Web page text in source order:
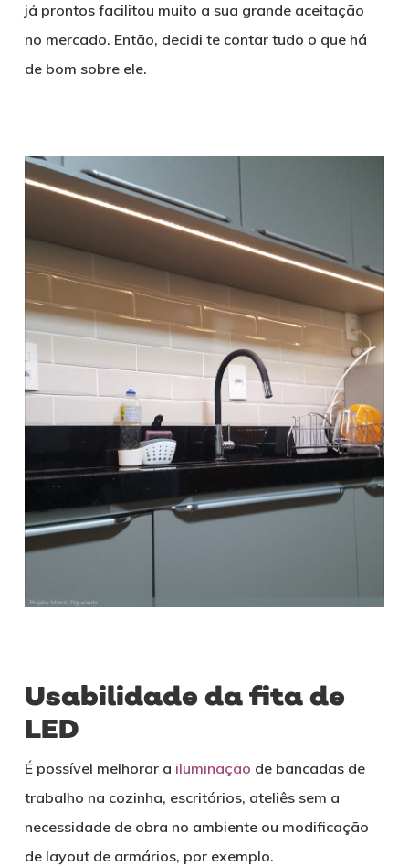
já prontos facilitou muito a sua grande aceitação
no mercado. Então, decidi te contar tudo o que há
de bom sobre ele.
Usabilidade da fita de
LED
É possível melhorar a iluminação de bancadas de
trabalho na cozinha, escritórios, ateliês sem a
necessidade de obra no ambiente ou modificação
de layout de armários, por exemplo.